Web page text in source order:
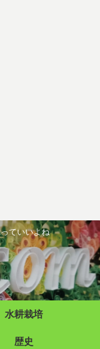
ていいよね
水耕栽培
歴史